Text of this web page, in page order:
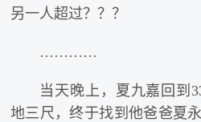
另一人超过？？？
…………
当天晚上，夏九嘉回到
地三尺，终于找到他爸爸夏